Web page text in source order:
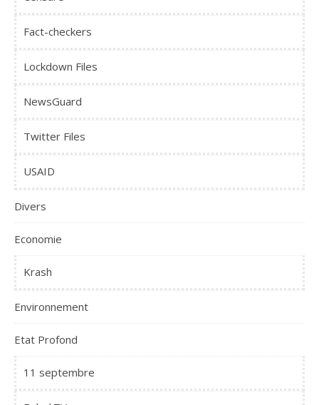
Fact-checkers
Lockdown Files
NewsGuard
Twitter Files
USAID
Divers
Economie
Krash
Environnement
Etat Profond
11 septembre